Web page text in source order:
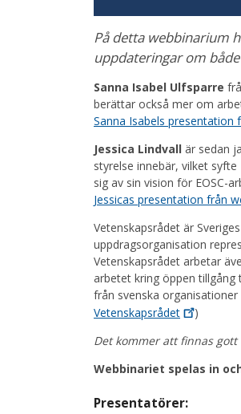
På detta webbinarium
uppdateringar om både
Sanna Isabel Ulfsparre
berättar också mer om
Sanna Isabels presentation
Jessica Lindvall är sedan
styrelse innebär, vilket
sig av sin vision för EOSC-
Jessicas presentation från
Vetenskapsrådet är
uppdragsorganisation
Vetenskapsrådet arbetar
arbetet kring öppen tillgång
från svenska
Vetenskapsrådet
)
Det kommer att finnas
Webbinariet spelas in
Presentatörer: